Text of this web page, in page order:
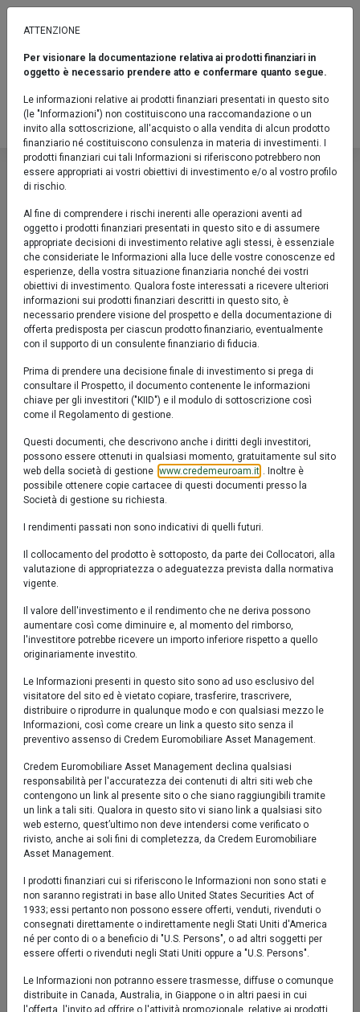
AD ORIZZONTE TEMPORALE
Euromobiliare Obiettivo 2030 I
Fondo / Obbligazionari Flessibili / Indicatore sintetico di rischio: 3
Euromobiliare Obiettivo 2030 I
Fondo / Obbligazionari Flessibili /
Descrizione
Il Fondo ha l'obiettivo di accrescere gradualmente il
valore del capitale investito nell’orizzonte temporale di
riferimento (dicembre 2030). Il patrimonio può essere
investito fino al 100% dell’attivo in strumenti finanziari
obbligazionari e/o del mercato monetario.
Caratteristiche
parametro di riferimento ("benchmark")
Categoria
Assogestioni
Obbligazionari flessibili
Classe Accumulazione dei proventi
Divisa EUR
Gestione
cambio
Gestione Attiva
Obiettivi
Ottimizzare l’investimento nell’orizzonte
temporale di riferimento (dicembre 2030)
Periodicità
quota
Giornaliera
Politica di
investimento
Il Fondo investe fino al 100% dell’attivo in
strumenti finanziari obbligazionari e/o del
mercato monetario. L'investimento in
strumenti di debito non investment grade
o privi di rating è previsto fino al 50%
Contingent Bond è ammesso in misura
residuale. L'investimento in Paesi
Emergenti è ammesso fino a un massimo
del 20% dell’attivo. Inoltre il Fondo può
investire fino al 20% dell’attivo in OICR
(inclusi i FIA aperti non riservati), le cui
politiche di investimento sono compatibili
con quella del Fondo. Gli investimenti sono
ATTENZIONE
Per visionare la documentazione relativa ai prodotti finanziari in
oggetto è necessario prendere atto e confermare quanto segue.
Le informazioni relative ai prodotti finanziari presentati in questo sito
(le "Informazioni") non costituiscono una raccomandazione o un
invito alla sottoscrizione, all'acquisto o alla vendita di alcun prodotto
finanziario né costituiscono consulenza in materia di investimenti. I
prodotti finanziari cui tali Informazioni si riferiscono potrebbero non
essere appropriati ai vostri obiettivi di investimento e/o al vostro profilo
di rischio.
Al fine di comprendere i rischi inerenti alle operazioni aventi ad
oggetto i prodotti finanziari presentati in questo sito e di assumere
appropriate decisioni di investimento relative agli stessi, è essenziale
che consideriate le Informazioni alla luce delle vostre conoscenze ed
esperienze, della vostra situazione finanziaria nonché dei vostri
obiettivi di investimento. Qualora foste interessati a ricevere ulteriori
informazioni sui prodotti finanziari descritti in questo sito, è
necessario prendere visione del prospetto e della documentazione di
offerta predisposta per ciascun prodotto finanziario, eventualmente
con il supporto di un consulente finanziario di fiducia.
Prima di prendere una decisione finale di investimento si prega di
consultare il Prospetto, il documento contenente le informazioni
chiave per gli investitori ("KIID") e il modulo di sottoscrizione così
come il Regolamento di gestione.
Questi documenti, che descrivono anche i diritti degli investitori,
possono essere ottenuti in qualsiasi momento, gratuitamente sul sito
web della società di gestione ( www.credemeuroam.it ). Inoltre è
possibile ottenere copie cartacee di questi documenti presso la
Società di gestione su richiesta.
I rendimenti passati non sono indicativi di quelli futuri.
Il collocamento del prodotto è sottoposto, da parte dei Collocatori, alla
valutazione di appropriatezza o adeguatezza prevista dalla normativa
vigente.
Il valore dell'investimento e il rendimento che ne deriva possono
aumentare così come diminuire e, al momento del rimborso,
l'investitore potrebbe ricevere un importo inferiore rispetto a quello
originariamente investito.
Le Informazioni presenti in questo sito sono ad uso esclusivo del
visitatore del sito ed è vietato copiare, trasferire, trascrivere,
distribuire o riprodurre in qualunque modo e con qualsiasi mezzo le
Informazioni, così come creare un link a questo sito senza il
preventivo assenso di Credem Euromobiliare Asset Management.
Credem Euromobiliare Asset Management declina qualsiasi
responsabilità per l'accuratezza dei contenuti di altri siti web che
contengono un link al presente sito o che siano raggiungibili tramite
un link a tali siti. Qualora in questo sito vi siano link a qualsiasi sito
web esterno, quest’ultimo non deve intendersi come verificato o
rivisto, anche ai soli fini di completezza, da Credem Euromobiliare
Asset Management.
I prodotti finanziari cui si riferiscono le Informazioni non sono stati e
non saranno registrati in base allo United States Securities Act of
1933; essi pertanto non possono essere offerti, venduti, rivenduti o
consegnati direttamente o indirettamente negli Stati Uniti d'America
né per conto di o a beneficio di "U.S. Persons", o ad altri soggetti per
essere offerti o rivenduti negli Stati Uniti oppure a "U.S. Persons".
Le Informazioni non potranno essere trasmesse, diffuse o comunque
distribuite in Canada, Australia, in Giappone o in altri paesi in cui
l'offerta, l'invito ad offrire o l'attività promozionale, relative ai prodotti